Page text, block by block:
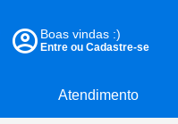
Atendimento
Boas vindas :)
Entre ou Cadastre-se